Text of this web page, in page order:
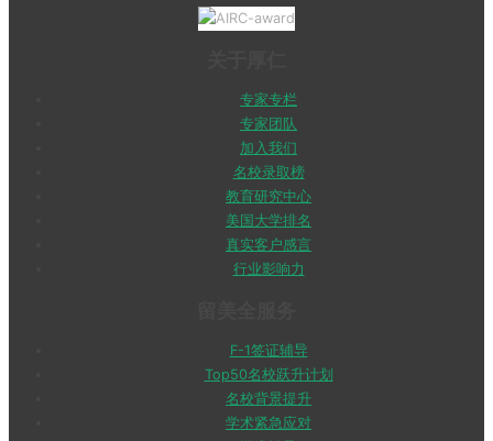
专家专栏
专家团队
加入我们
名校录取榜
教育研究中心
美国大学排名
真实客户感言
行业影响力
F-1签证辅导
Top50名校跃升计划
名校背景提升
学术紧急应对